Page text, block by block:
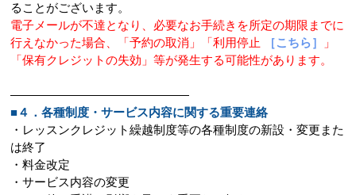
ることがございます。
電子メールが不達となり、必要なお手続きを所定の期限までに
行えなかった場合、「予約の取消」「利用停止
［こちら］
」
「保有クレジットの失効」等が発生する可能性があります。
―――――――――――――――
■４．各種制度・サービス内容に関する重要連絡
・レッスンクレジット繰越制度等の各種制度の新設・変更また
は終了
・料金改定
・サービス内容の変更